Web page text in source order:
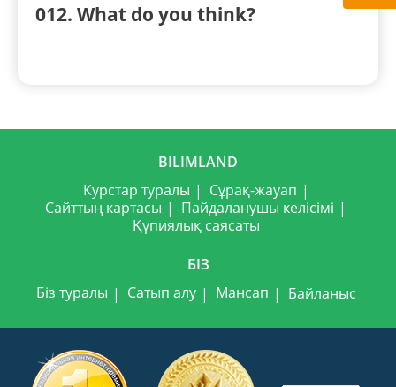
012. What do you think?
BILIMLAND
Курстар туралы
Сұрақ-жауап
Сайттың картасы
Пайдаланушы келісімі
Құпиялық саясаты
БІЗ
Біз туралы
Сатып алу Мансап Байланыс